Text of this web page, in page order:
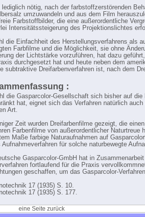
lediglich nötig, nach der farbstoffzerstörenden
umzuwandeln und aus dem Film
Farbstoffbilder, die eine außerordentliche
Intensitätssteigerung des Projektionslichtes
die Einfachheit des Herstellungsverfahrens als
Farbfilme und die Möglichkeit, sie ohne
der Lichtstärke vorzuführen, hat dazu
durchgesetzt hat und heute neben dem
subtraktive Dreifarbenverfahren ist, nach dem
:
die Gasparcolor-Gesellschaft sich bisher auf
hat, eignet sich das Verfahren natürlich
Art.
Zeit wurden Dreifarbenfilme gezeigt, die
Farbenfilme von außerordentlicher Naturtreue
Maße farbige Naturaufnahmen auf
Aufnahmeverfahren für solche naturbewegte
Gasparcolor-GmbH hat in
fortlaufend für die Praxis
geschaffen, um das Gasparcolor-
17 (1935) S. 10.
17 (1935) S. 177.
eine Seite zurück